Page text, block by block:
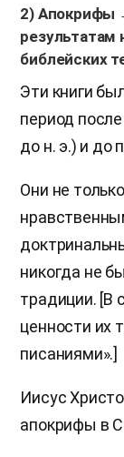
2) Апокрифы
результатам
библейских
Эти книги
период
до н. э.) и до
Они не
никогда не
традиции. [В
ценности их
писаниями».]
Иисус
апокрифы в